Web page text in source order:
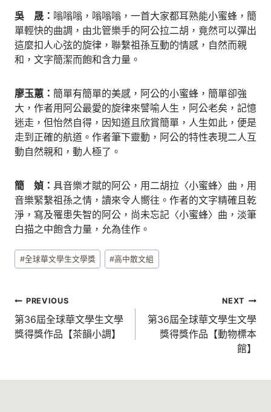
吳 晟： 嗡嗡嗡，嗡嗡嗡，一首大家都耳熟能小蜜蜂，簡
單輕快的曲調，由北管樂手的阿公拉二胡，竟然可以彈出
這麼扣人心弦的旋律，聯繫祖孫互動的情感，自然而親
和，文字簡潔而飽和含力量。
廖玉蕙： 簡單有簡單的美感，阿公的小蜜蜂，簡單卻強
大，作者用阿公最愛的旋律來譬喻人生，阿公老矣，記憶
迷走，但怡然自得，因知道且欣賞簡單，人生如此，便是
走到正確的航道。作者筆下靈動，阿公的特性表現二人互
動自然親和，動人極了。
簡 媜： 具音樂才賦的阿公，用二胡拉〈小蜜蜂〉曲，用
音樂緊繫祖孫之情，讀來令人嚮往。作者的文字精確且乾
淨，寫及罹患失智的阿公，尚未忘記〈小蜜蜂〉曲，淡筆
白描之中飽含力量，允為佳作。
Post
Tags:
#全球華文學生文學獎 #高中散文組
文
章
導
PREVIOUS
第36屆全球華文學生文學
獎得獎作品【茶韻小調】
NEXT
第36屆全球華文學生文學
獎得獎作品【動物標本
館】